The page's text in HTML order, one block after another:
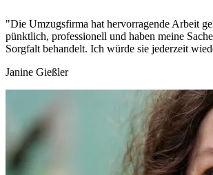
"Die Umzugsfirma hat hervorragende Arbeit
pünktlich, professionell und haben meine
Sorgfalt behandelt. Ich würde sie jederzeit
Janine Gießler